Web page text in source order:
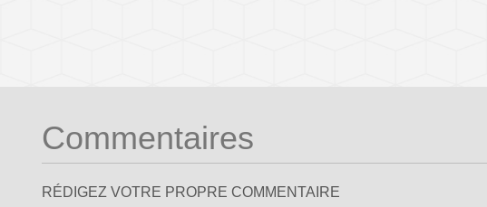
Commentaires
RÉDIGEZ VOTRE PROPRE COMMENTAIRE